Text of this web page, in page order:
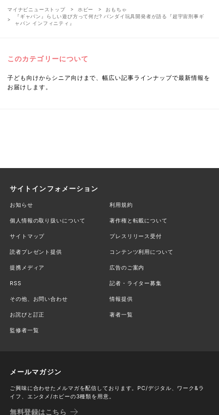
マイナビニューストップ ホビー
おもちゃ
『ギャバン』らしい遊び方って何だ? バンダイ玩具開発者が語る『超宇宙刑事ギ
ャバン インフィニティ』
このカテゴリーについて
子ども向けからシニア向けまで、幅広い記事ラインナップで最新情報を
お届けします。
サイトインフォメーション
お知らせ 利用規約
個人情報の取り扱いについて 著作権と転載について
サイトマップ プレスリリース受付
読者プレゼント提供 コンテンツ利用について
提携メディア 広告のご案内
RSS 記者・ライター募集
その他、お問い合わせ 情報提供
お詫びと訂正 著者一覧
監修者一覧
メールマガジン
ご興味に合わせたメルマガを配信しております。PC/デジタル、ワーク&ラ
イフ、エンタメ/ホビーの3種類を用意。
無料登録はこちら